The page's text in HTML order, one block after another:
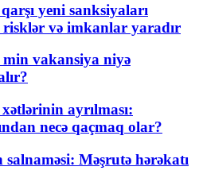
yeni sanksiyaları
və imkanlar yaradır
vakansiya niyə
ayrılması:
necə qaçmaq olar?
salnaməsi: Məşrutə hərəkatı